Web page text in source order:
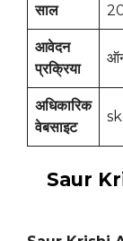
साल
आवेदन
प्रक्रिया
अधिकारिक
वेबसाइट
Saur